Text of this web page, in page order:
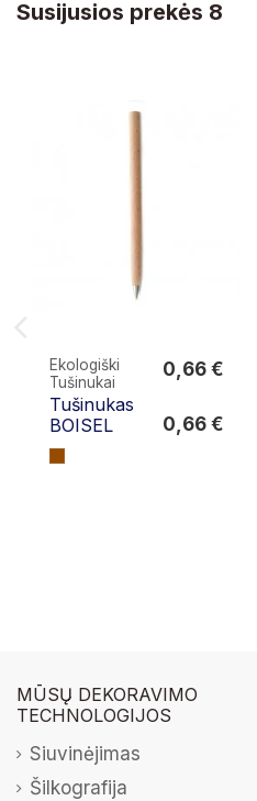
Susijusios prekės 8
Ekologiški
Tušinukai
Tušinukas
BOISEL
0,66 €
0,66 €
MŪSŲ DEKORAVIMO
TECHNOLOGIJOS
Siuvinėjimas
Šilkografija